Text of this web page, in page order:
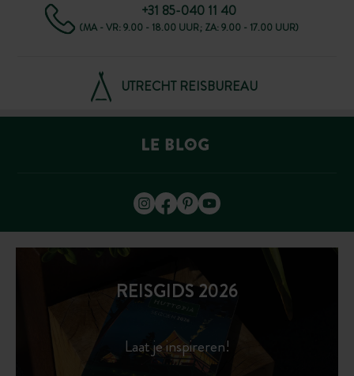
+31 85-040 11 40
(MA - VR: 9.00 - 18.00 UUR; ZA: 9.00 - 17.00 UUR)
UTRECHT REISBUREAU
REISGIDS 2026
Laat je inspireren!